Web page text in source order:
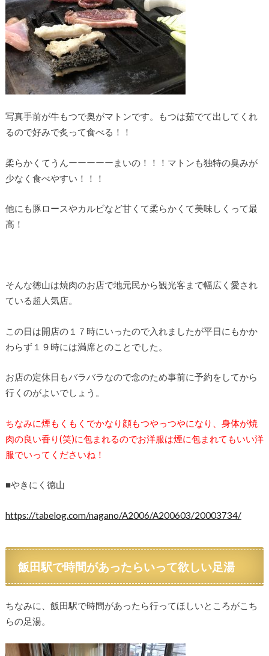
写真手前が牛もつで奥がマトンです。もつは茹でて出してくれ
るので好みで炙って食べる！！
柔らかくてうんーーーーーまいの！！！マトンも独特の臭みが
少なく食べやすい！！！
他にも豚ロースやカルビなど甘くて柔らかくて美味しくって最
高！
そんな徳山は焼肉のお店で地元民から観光客まで幅広く愛され
ている超人気店。
この日は開店の１７時にいったので入れましたが平日にもかか
わらず１９時には満席とのことでした。
お店の定休日もバラバラなので念のため事前に予約をしてから
行くのがよいでしょう。
ちなみに煙もくもくでかなり顔もつやっつやになり、身体が焼
肉の良い香り(笑)に包まれるのでお洋服は煙に包まれてもいい洋
服でいってくださいね！
■やきにく徳山
https://tabelog.com/nagano/A2006/A200603/20003734/
飯田駅で時間があったらいって欲しい足湯
ちなみに、飯田駅で時間があったら行ってほしいところがこち
らの足湯。